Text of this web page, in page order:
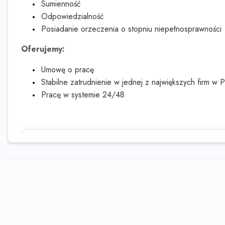
Sumienność
Odpowiedzialność
Posiadanie orzeczenia o stopniu niepełnosprawności
Oferujemy:
Umowę o pracę
Stabilne zatrudnienie w jednej z największych firm w
Pracę w systemie 24/48
Ta oferta wygasła